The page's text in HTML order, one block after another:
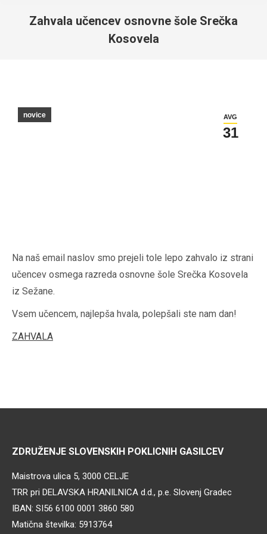
Zahvala učencev osnovne šole Srečka
Kosovela
AVG
31
novice
Na naš email naslov smo prejeli tole lepo zahvalo iz strani
učencev osmega razreda osnovne šole Srečka Kosovela
iz Sežane.
Vsem učencem, najlepša hvala, polepšali ste nam dan!
ZAHVALA
ZDRUŽENJE SLOVENSKIH POKLICNIH GASILCEV
Maistrova ulica 5, 3000 CELJE
TRR pri DELAVSKA HRANILNICA d.d., p.e. Slovenj Gradec
IBAN: SI56 6100 0001 3860 580
Matična številka: 5913764